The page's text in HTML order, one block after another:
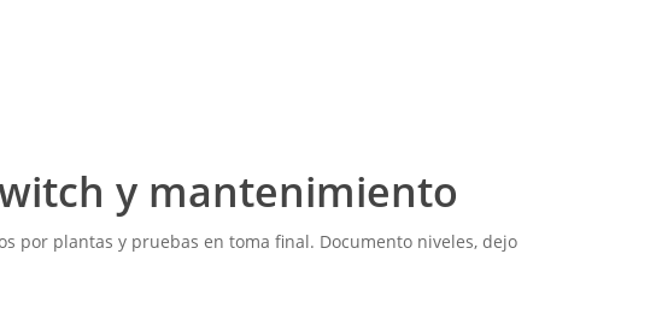
y mantenimiento
por plantas y pruebas en toma final. Documento niveles, dejo